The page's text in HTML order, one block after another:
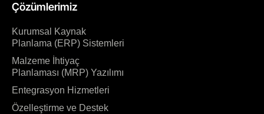
Çözümlerimiz
Kurumsal Kaynak
Planlama (ERP) Sistemleri
Malzeme İhtiyaç
Planlaması (MRP) Yazılımı
Entegrasyon Hizmetleri
Özelleştirme ve Destek